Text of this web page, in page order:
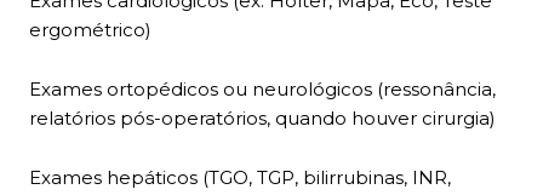
ergométrico)
Exames ortopédicos ou neurológicos (ressonância,
relatórios pós-operatórios, quando houver cirurgia)
Exames hepáticos (TGO, TGP, bilirrubinas, INR,